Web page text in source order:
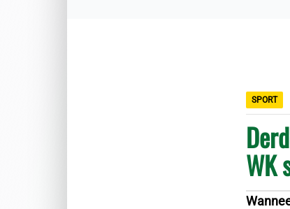
SPORT
WK